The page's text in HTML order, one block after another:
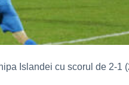
Islandei cu scorul de 2-1